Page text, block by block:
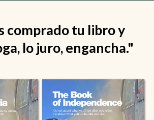
comprado tu libro y
lo juro, engancha."